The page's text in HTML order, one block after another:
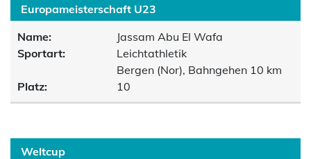
Europameisterschaft U23
Name:
Jassam Abu El Wafa
Sportart:
Leichtathletik
Bergen (Nor), Bahngehen 10 km
Platz:
10
Weltcup